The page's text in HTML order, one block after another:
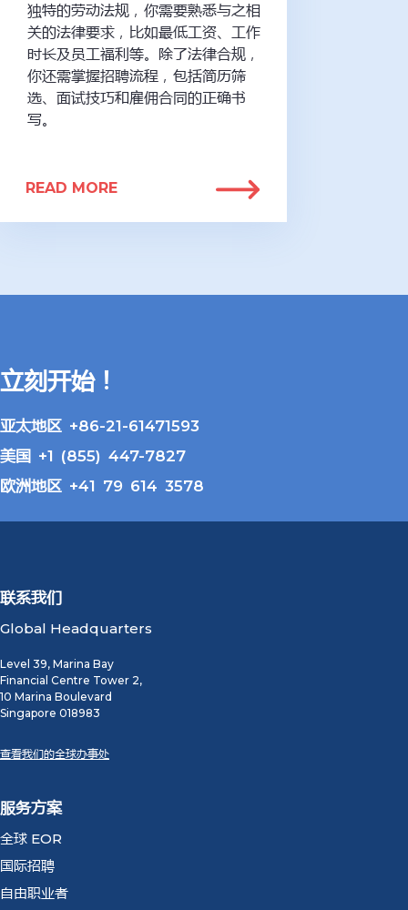
独特的劳动法规，你需要熟悉与之相
关的法律要求，比如最低工资、工作
时长及员工福利等。除了法律合规，
你还需掌握招聘流程，包括简历筛
选、面试技巧和雇佣合同的正确书
写。
READ MORE
立刻开始！
亚太地区 +86-21-61471593
美国 +1 (855) 447-7827
欧洲地区 +41 79 614 3578
联系我们
Global Headquarters
Level 39, Marina Bay
Financial Centre Tower 2,
10 Marina Boulevard
Singapore 018983
查看我们的全球办事处
服务方案
全球 EOR
国际招聘
自由职业者